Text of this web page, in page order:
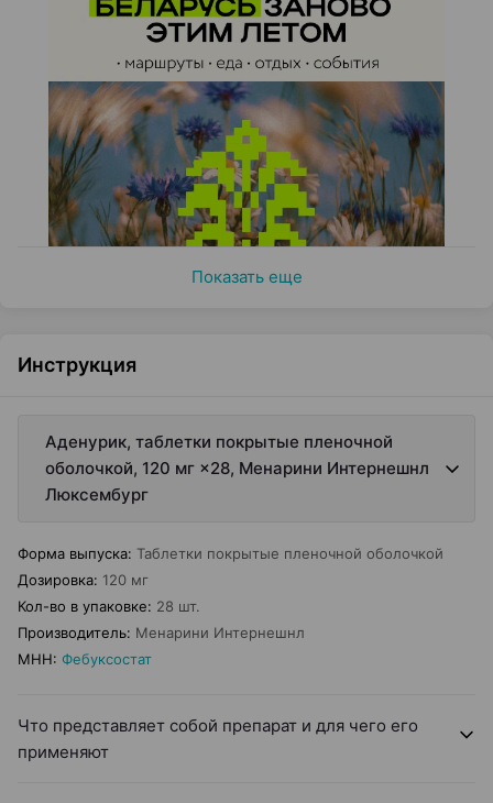
Показать еще
Инструкция
Аденурик, таблетки покрытые пленочной
оболочкой, 120 мг ×28, Менарини Интернешнл
Люксембург
Форма выпуска: Таблетки покрытые пленочной оболочкой
Дозировка: 120 мг
Кол-во в упаковке: 28 шт.
Производитель: Менарини Интернешнл
МНН: Фебуксостат
Что представляет собой препарат и для чего его
применяют